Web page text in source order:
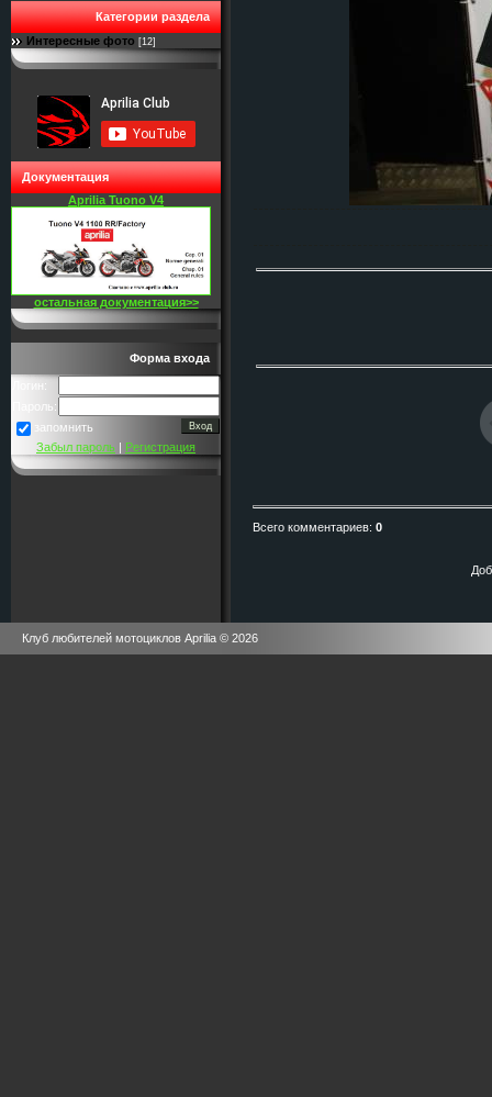
Категории раздела
Интересные фото [12]
Документация
Aprilia Tuono V4
остальная документация>>
Форма входа
Логин:
Пароль:
запомнить
Забыл пароль | Регистрация
Всего комментариев: 0
Клуб любителей мотоциклов Aprilia © 2026